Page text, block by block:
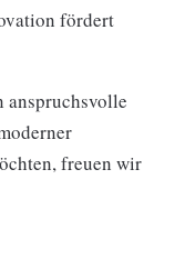
fördert
anspruchsvolle
freuen wir